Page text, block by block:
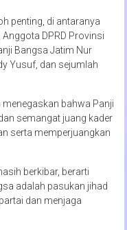
penting, di antaranya
Anggota DPRD Provinsi
Bangsa Jatim Nur
Yusuf, dan sejumlah
menegaskan bahwa Panji
semangat juang kader
serta memperjuangkan
berkibar, berarti
adalah pasukan jihad
dan menjaga